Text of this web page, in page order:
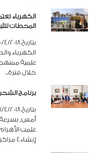
الكهرباء
المحطات
الكهرباء
علمية
خلال فترة...
برنامج
أمس‏,‏ بسرعة
علمت
إنشاء‏4‏ مراكز للتحكم...